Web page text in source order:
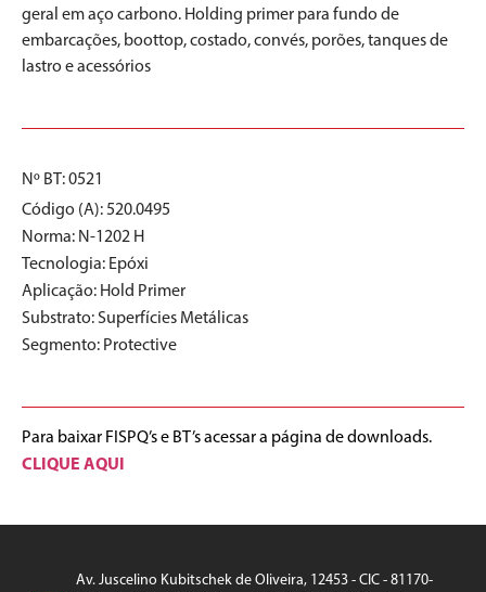
geral em aço carbono. Holding primer para fundo de
embarcações, boottop, costado, convés, porões, tanques de
lastro e acessórios
Nº BT: 0521
Código (A): 520.0495
Norma: N-1202 H
Tecnologia: Epóxi
Aplicação: Hold Primer
Substrato:Superfícies Metálicas
Segmento: Protective
Para baixar FISPQ’s e BT’s acessar a página de downloads.
CLIQUE AQUI
Av. Juscelino Kubitschek de Oliveira, 12453 - CIC - 81170-